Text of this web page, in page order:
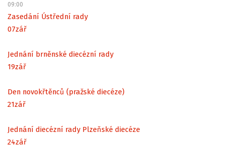
09:00
Zasedání Ústřední rady
07zář
Jednání brněnské diecézní rady
19zář
Den novokřtěnců (pražské diecéze)
21zář
Jednání diecézní rady Plzeňské diecéze
24zář